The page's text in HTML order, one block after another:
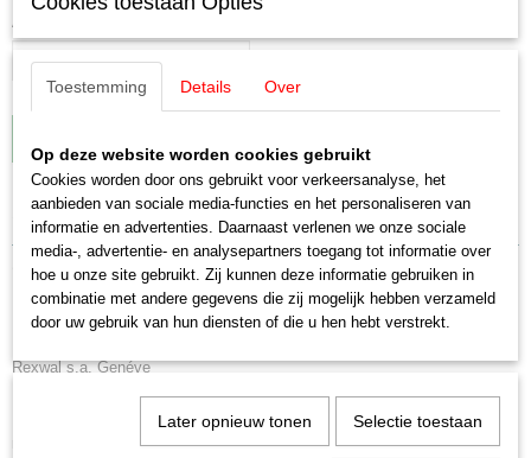
Aantal
Specificaties
Productcode leverancier
4441
Staat
Omschrijving
Märklin 4441,917 Rexwal Ketelwagen
Rexwal s.a. Genéve
Toestemming Details Over
Op deze website worden cookies gebruikt
Cookies worden door ons gebruikt voor verkeersanalyse, het
aanbieden van sociale media-functies en het personaliseren van
informatie en advertenties. Daarnaast verlenen we onze sociale
media-, advertentie- en analysepartners toegang tot informatie over
hoe u onze site gebruikt. Zij kunnen deze informatie gebruiken in
combinatie met andere gegevens die zij mogelijk hebben verzameld
door uw gebruik van hun diensten of die u hen hebt verstrekt.
Later opnieuw tonen Selectie toestaan